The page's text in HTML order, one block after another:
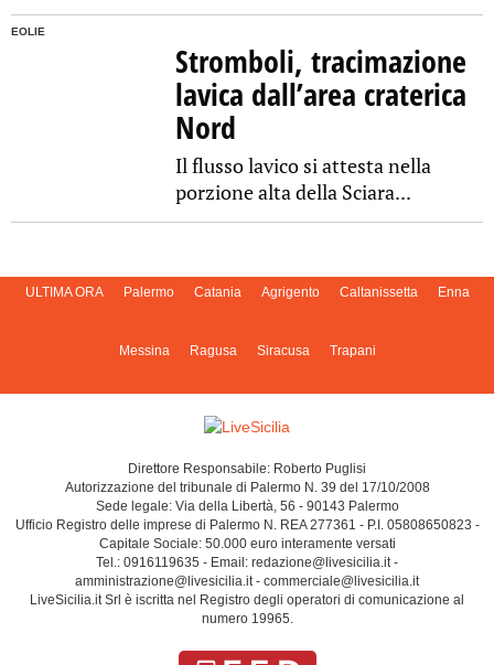
EOLIE
Stromboli, tracimazione
lavica dall’area craterica
Nord
Il flusso lavico si attesta nella
porzione alta della Sciara...
ULTIMA ORA Palermo Catania Agrigento Caltanissetta Enna
Messina Ragusa Siracusa Trapani
Direttore Responsabile: Roberto Puglisi
Autorizzazione del tribunale di Palermo N. 39 del 17/10/2008
Sede legale: Via della Libertà, 56 - 90143 Palermo
Ufficio Registro delle imprese di Palermo N. REA 277361 - P.I. 05808650823 -
Capitale Sociale: 50.000 euro interamente versati
Tel.: 0916119635 - Email: redazione@livesicilia.it -
amministrazione@livesicilia.it - commerciale@livesicilia.it
LiveSicilia.it Srl è iscritta nel Registro degli operatori di comunicazione al
numero 19965.